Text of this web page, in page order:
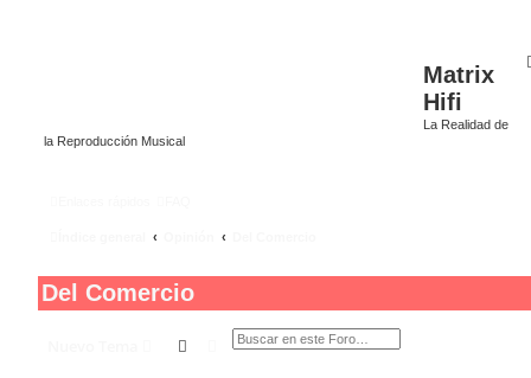
Matrix
Hifi
La Realidad de
la Reproducción Musical
Del Comercio
BuscarBúsqueda avanzada